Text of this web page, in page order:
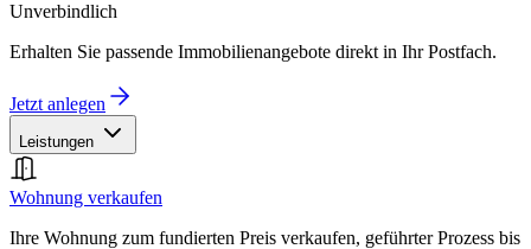
Unverbindlich
Erhalten Sie passende Immobilienangebote direkt in Ihr Postfach.
Jetzt anlegen
Leistungen
Wohnung verkaufen
Ihre Wohnung zum fundierten Preis verkaufen, geführter Prozess bis